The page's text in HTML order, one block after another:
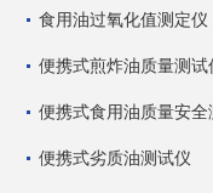
食用油过氧化值测定仪
便携式煎炸油质量测试
便携式食用油质量安全
便携式劣质油测试仪